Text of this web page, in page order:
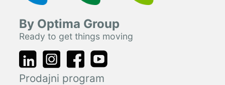
By Optima Group
Ready to get things moving
Prodajni program